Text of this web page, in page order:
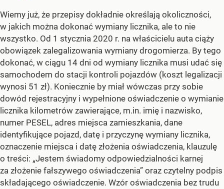
Wiemy już, że przepisy dokładnie określają okoliczności,
w jakich można dokonać wymiany licznika, ale to nie
wszystko. Od 1 stycznia 2020 r. na właścicielu auta ciąży
obowiązek zalegalizowania wymiany drogomierza. By tego
dokonać, w ciągu 14 dni od wymiany licznika musi udać się
samochodem do stacji kontroli pojazdów (koszt legalizacji
wynosi 51 zł). Koniecznie by miał wówczas przy sobie
dowód rejestracyjny i wypełnione oświadczenie o wymianie
licznika kilometrów zawierające, m.in. imię i nazwisko,
numer PESEL, adres miejsca zamieszkania, dane
identyfikujące pojazd, datę i przyczynę wymiany licznika,
oznaczenie miejsca i datę złożenia oświadczenia, klauzulę
o treści: „Jestem świadomy odpowiedzialności karnej
za złożenie fałszywego oświadczenia” oraz czytelny podpis
składającego oświadczenie. Wzór oświadczenia bez trudu